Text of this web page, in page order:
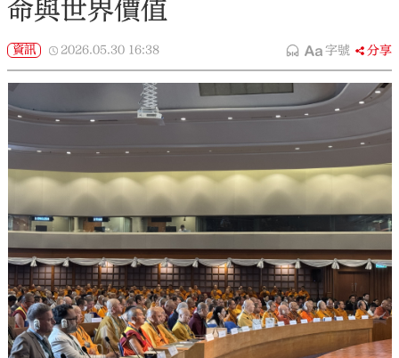
大公文匯
命與世界價值
資訊 2026.05.30 16:38 字號 分享